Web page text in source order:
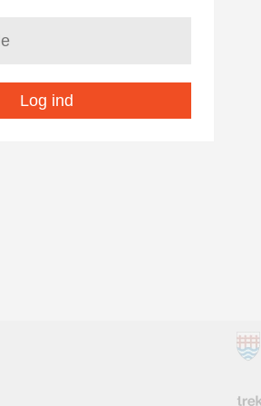
Log ind